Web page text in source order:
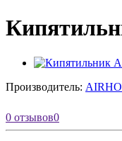
Производитель:
0 отзывов0